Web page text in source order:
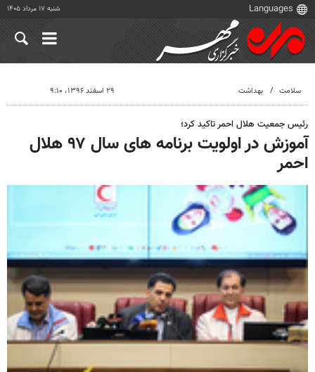
شنبه ۱۷ مرداد ۱۴۰۵
سلامت بهداشت ۲۹ اسفند ۱۳۹۶، ۹:۱۰
رئیس جمعیت هلال احمر تاکید کرد؛
آموزش در اولویت برنامه های سال ۹۷ هلال
احمر